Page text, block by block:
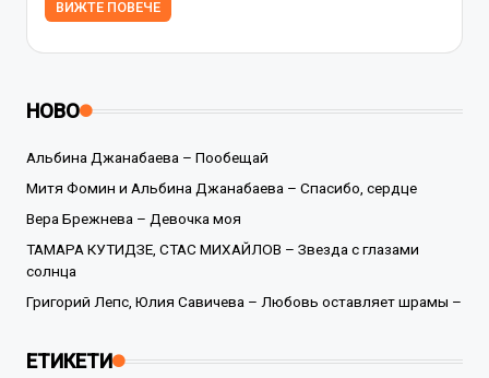
ВИЖТЕ ПОВЕЧЕ
НОВО
Альбина Джанабаева – Пообещай
Митя Фомин и Альбина Джанабаева – Спасибо, сердце
Вера Брежнева – Девочка моя
ТАМАРА КУТИДЗЕ, СТАС МИХАЙЛОВ – Звезда с глазами
солнца
Григорий Лепс, Юлия Савичева – Любовь оставляет шрамы –
ЕТИКЕТИ